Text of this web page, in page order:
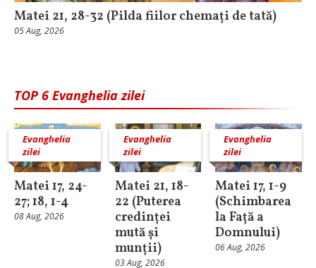
Matei 21, 28-32 (Pilda fiilor chemați de tată)
05 Aug, 2026
TOP 6 Evanghelia zilei
Evanghelia
zilei
Matei 17, 24-
27; 18, 1-4
08 Aug, 2026
Evanghelia
zilei
Matei 21, 18-
22 (Puterea
credinței
mută și
munții)
03 Aug, 2026
Evanghelia
zilei
Matei 17, 1-9
(Schimbarea
la Față a
Domnului)
06 Aug, 2026